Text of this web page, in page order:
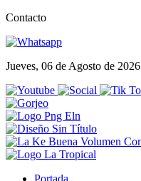
Contacto
Jueves, 06 de Agosto de 2026
Portada